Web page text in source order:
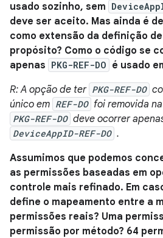
usado sozinho, sem
deve ser aceito. Mas ainda é
como extensão da definição de
propósito? Como o código se
apenas PKG-REF-DO é usado
R: A opção de ter PKG-REF-DO
único em REF-DO foi removida
PKG-REF-DO deve ocorrer
DeviceAppID-REF-DO .
Assumimos que podemos
as permissões baseadas em
controle mais refinado. Em
define o mapeamento entre a
permissões reais? Uma
permissão por método? 64